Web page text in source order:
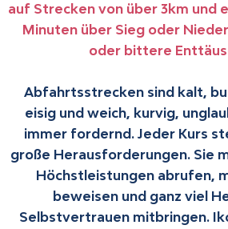
auf Strecken von über 3km und
Minuten über Sieg oder
oder bittere
Abfahrtsstrecken sind kalt,
eisig und weich, kurvig,
immer fordernd. Jeder Kurs
große Herausforderungen. Sie
Höchstleistungen abrufen,
beweisen und ganz viel
Selbstvertrauen mitbringen.